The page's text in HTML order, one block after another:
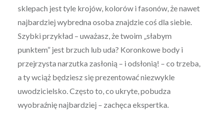
sklepach jest tyle krojów, kolorów i fasonów, że nawet
najbardziej wybredna osoba znajdzie coś dla siebie.
Szybki przykład – uważasz, że twoim „słabym
punktem” jest brzuch lub uda? Koronkowe body i
przejrzysta narzutka zasłonią – i odsłonią! – co trzeba,
a ty wciąż będziesz się prezentować niezwykle
uwodzicielsko. Często to, co ukryte, pobudza
wyobraźnię najbardziej – zachęca ekspertka.